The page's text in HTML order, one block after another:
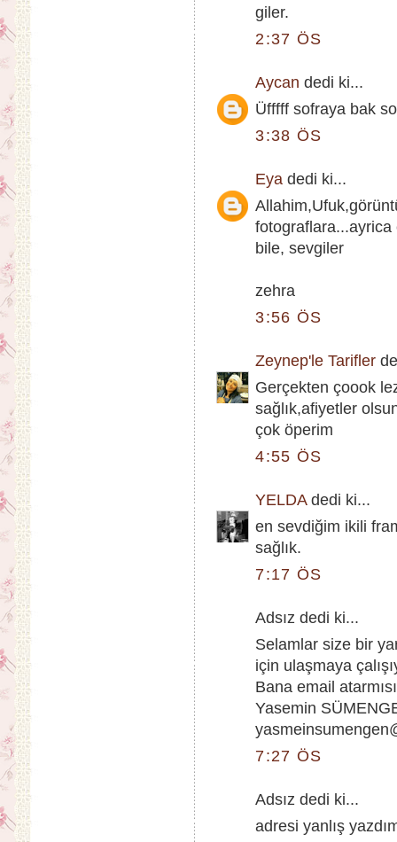
giler.
2:37 ÖS
Aycan dedi ki...
Üfffff sofraya bak
3:38 ÖS
Eya dedi ki...
bile, sevgiler
zehra
3:56 ÖS
Zeynep'le Tarifler
Gerçekten çoook
sağlık,afiyetler
çok öperim
4:55 ÖS
YELDAdedi ki...
en sevdiğim ikili
sağlık.
7:17 ÖS
Adsız dedi ki...
Selamlar size bir
için ulaşmaya
Bana email
Yasemin
7:27 ÖS
Adsız dedi ki...
adresi yanlış